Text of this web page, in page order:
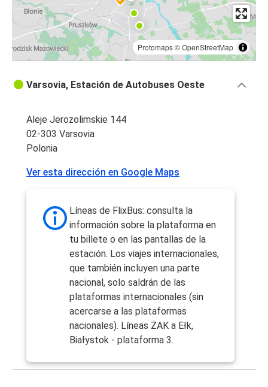
Protomaps©OpenStreetMap
Varsovia, Estación de Autobuses Oeste
Aleje Jerozolimskie 144
02-303 Varsovia
Polonia
Ver esta dirección en Google Maps
Líneas de FlixBus: consulta la
información sobre la plataforma en
tu billete o en las pantallas de la
estación. Los viajes internacionales,
que también incluyen una parte
nacional, solo saldrán de las
plataformas internacionales (sin
acercarse a las plataformas
nacionales). Líneas ŻAK a Ełk,
Białystok - plataforma 3.